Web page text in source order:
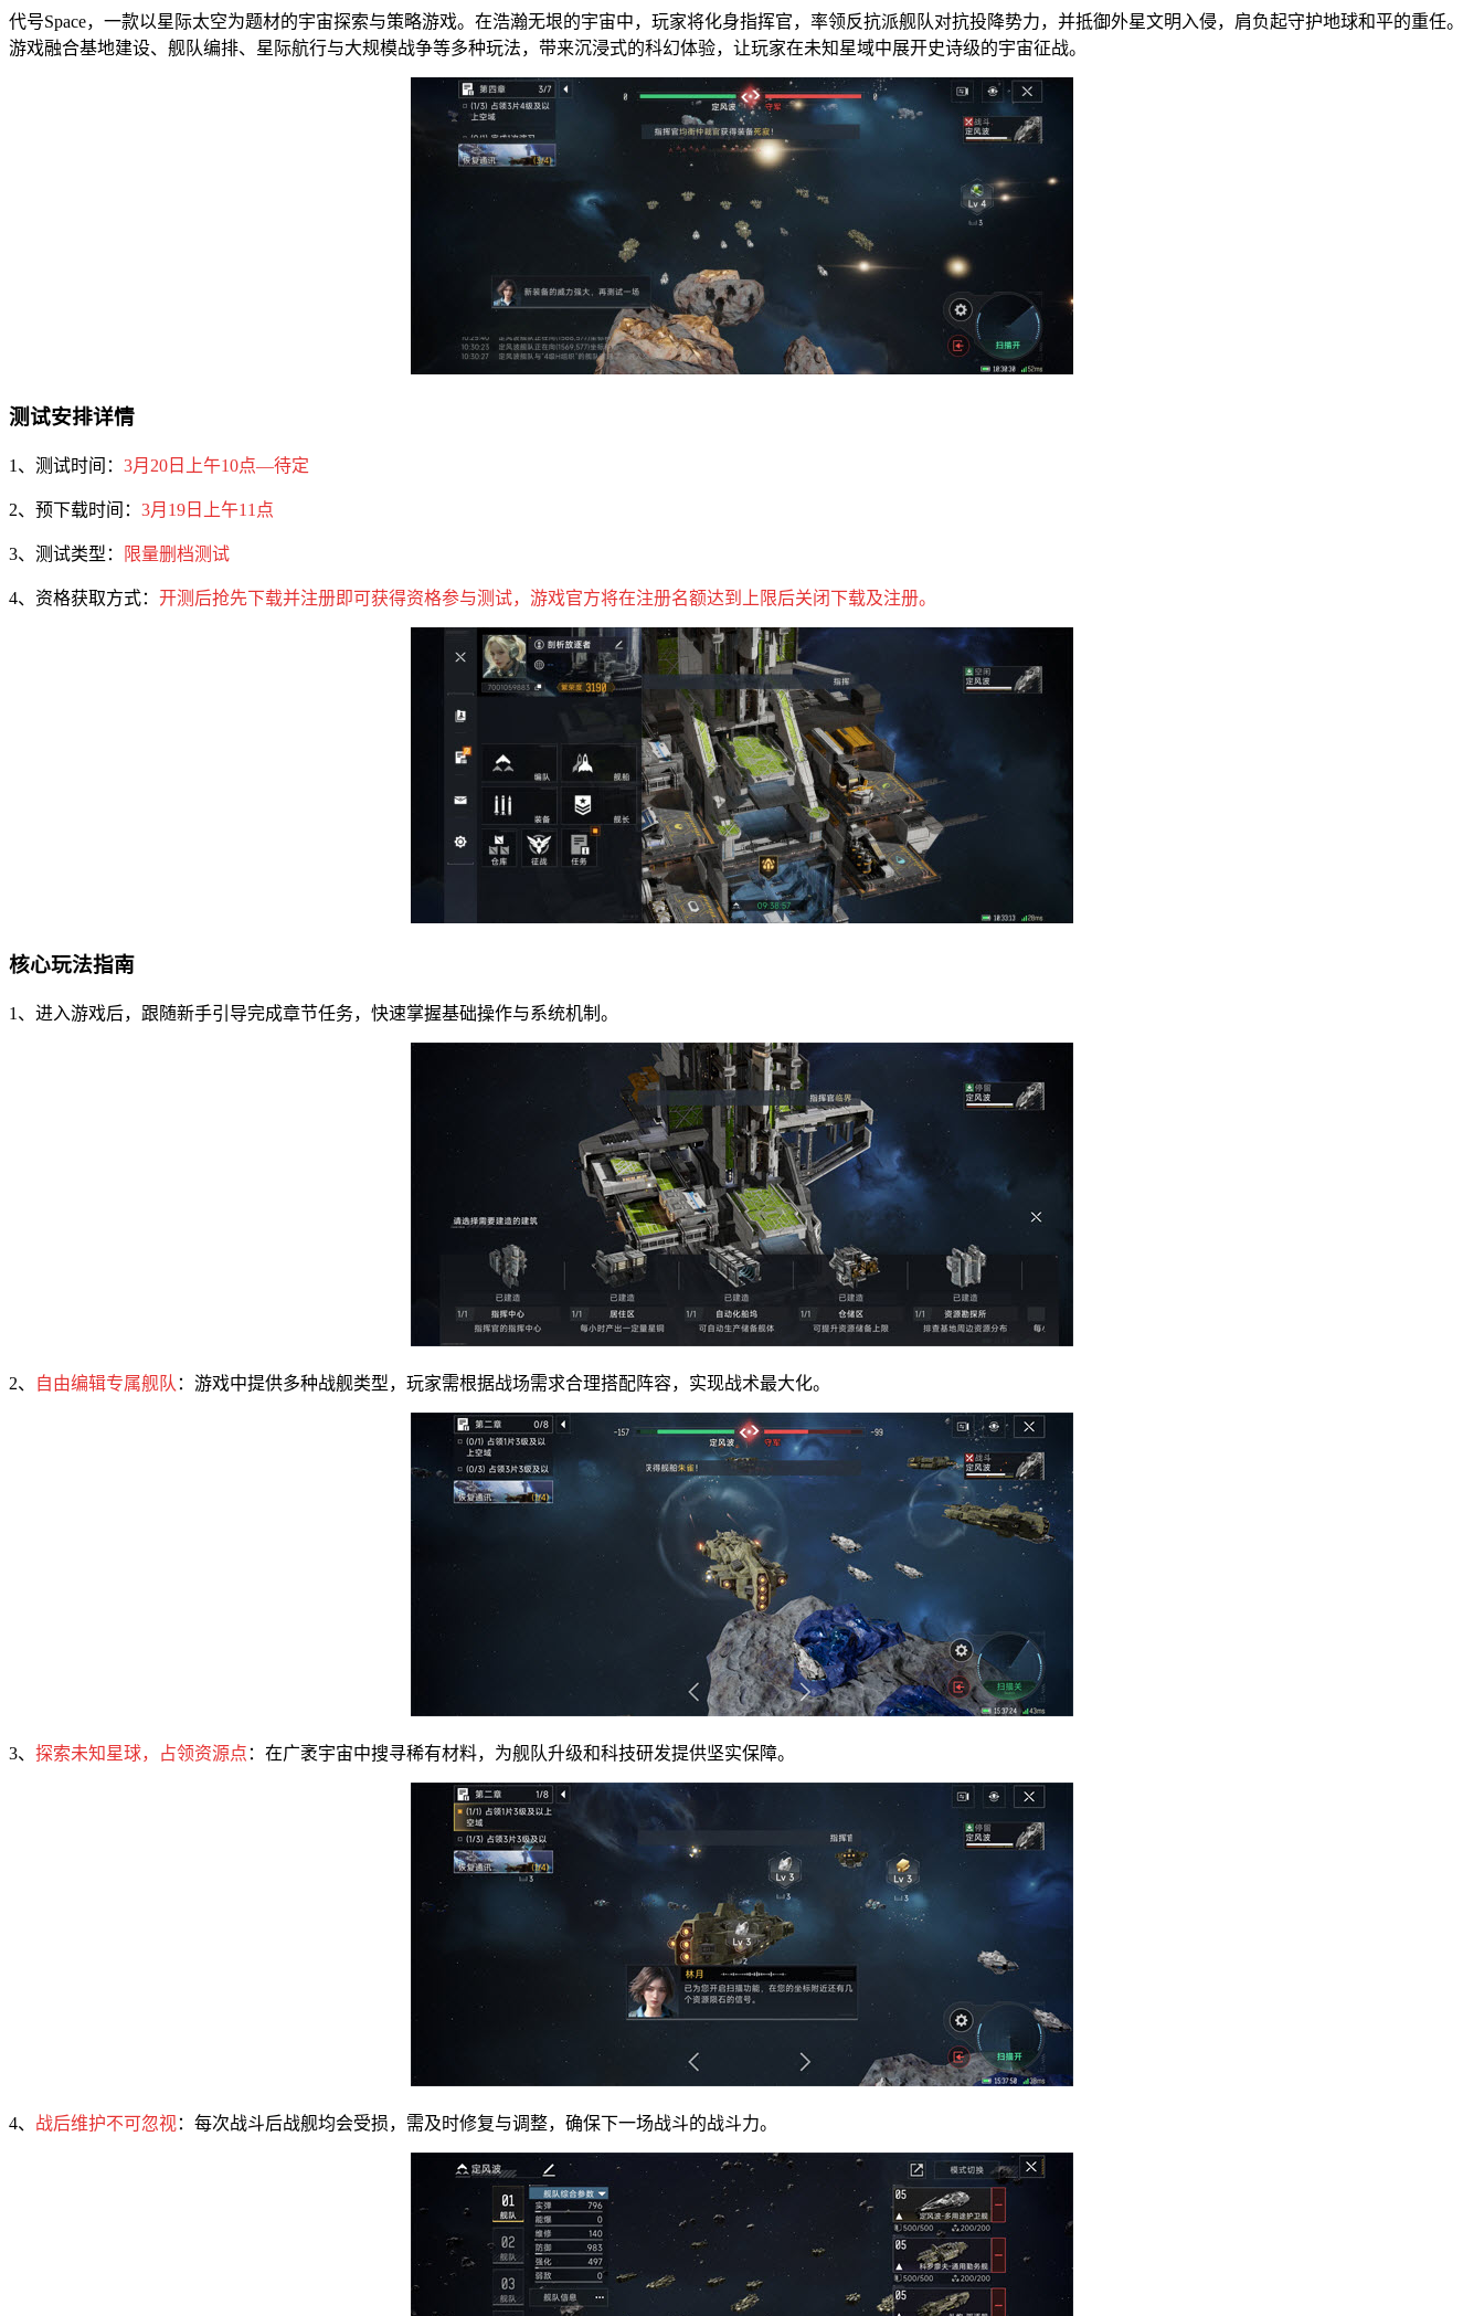
代号Space，一款以星际太空为题材的宇宙探索与策略游戏。在浩瀚无垠的宇宙中，玩家将化身指挥官，率领反抗派舰队对抗投降势力，并抵御外星文明入侵，肩负起守护地球和平的重任。
游戏融合基地建设、舰队编排、星际航行与大规模战争等多种玩法，带来沉浸式的科幻体验，让玩家在未知星域中展开史诗级的宇宙征战。
测试安排详情
1、测试时间： 3月20日上午10点—待定
2、预下载时间： 3月19日上午11点
3、测试类型： 限量删档测试
4、资格获取方式： 开测后抢先下载并注册即可获得资格参与测试，游戏官方将在注册名额达到上限后关闭下载及注册。
核心玩法指南
1、进入游戏后，跟随新手引导完成章节任务，快速掌握基础操作与系统机制。
2、 自由编辑专属舰队 ：游戏中提供多种战舰类型，玩家需根据战场需求合理搭配阵容，实现战术最大化。
3、 探索未知星球，占领资源点 ：在广袤宇宙中搜寻稀有材料，为舰队升级和科技研发提供坚实保障。
4、 战后维护不可忽视：每次战斗后战舰均会受损，需及时修复与调整，确保下一场战斗的战斗力。